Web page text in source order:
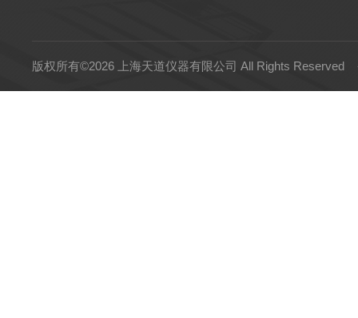
版权所有©2026 上海天道仪器有限公司 All Rights Reserved